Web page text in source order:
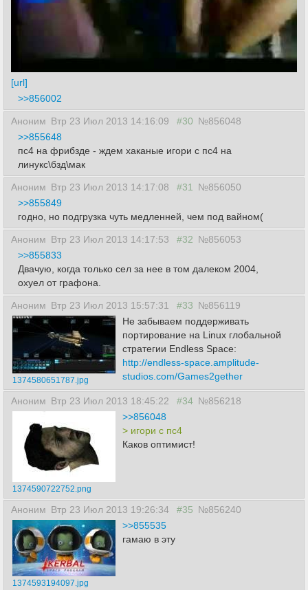
[url]
>>856002
Аноним Втр 23 Июл 2013 14:16:09 #30 №856048
>>855648
пс4 на фрибзде - ждем хаканые игори с пс4 на
линукс\бзд\мак
Аноним Втр 23 Июл 2013 14:17:08 #31
№856050
>>855849
годно, но подгрузка чуть медленней, чем под вайном(
Аноним Втр 23 Июл 2013 14:17:53 #32 №856053
>>855833
Двачую, когда только сел за нее в том далеком 2004,
охуел от графона.
Аноним Втр 23 Июл 2013 15:57:31 #33 №856119
1374580651787.jpg
Не забываем поддерживать
портирование на Linux глобальной
стратегии Endless Space:
http://endless-space.amplitude-
studios.com/Games2gether
Аноним Втр 23 Июл 2013 18:45:22 #34 №856218
1374590722752.png
>>856048
> игори с пс4
Каков оптимист!
Аноним Втр 23 Июл 2013 19:26:34 #35 №856240
1374593194097.jpg
>>855535
гамаю в эту